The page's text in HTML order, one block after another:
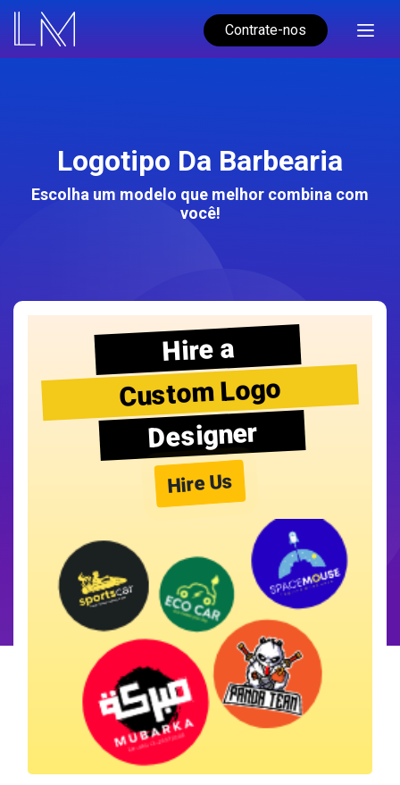
Contrate-nos
Logotipo Da Barbearia
Escolha um modelo que melhor combina com
você!
Hire a
Custom Logo
Designer
Hire Us